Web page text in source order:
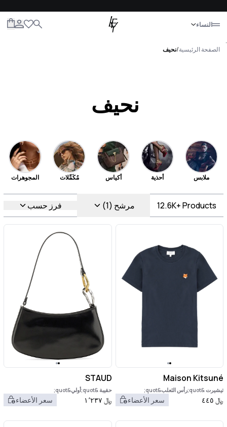
النساء
إغلاق
.
الصفحة الرئيسية/نحيف
نحيف
ملابس أحذية أكياس مُكَمِّلات المجوهرات
12.6K+Products مرشح (1) فرز حسب
Maison Kitsuné
تيشيرت &quot;رأس الثعلب&quot;
﷼ ٤٤٥ سعر الأعضاء
STAUD
حقيبة &quot;أولي&quot;
﷼ ١٬٢٣٧ سعر الأعضاء